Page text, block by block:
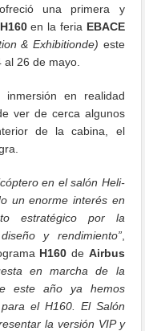
una primera y
H160en la feria EBACE
& Exhibitionde) este
al 26 de mayo.
en realidad
ver de cerca algunos
de la cabina, el
en el salón Heli-
un enorme interés en
estratégico por la
y rendimiento”,
H160 de Airbus
en marcha de la
este año ya hemos
el H160. El Salón
la versión VIP y